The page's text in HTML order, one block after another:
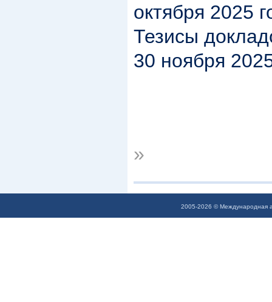
октября 2025
Тезисы
30 ноября
»
2005-2026 © Международная